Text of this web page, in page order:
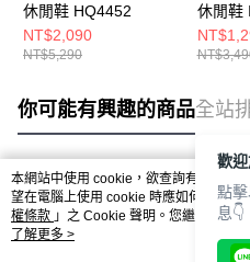
休閒鞋 HQ4452
NT$2,090
NT$5,290
休閒鞋
你可能有興趣的商品全站
熱門標籤
本網站中使用 cookie，欲查詢有關本網
望在電腦上使用 cookie 時應如何變更電
權條款 」之 Cookie 聲明。您繼續使用
用條款之 Cookie 聲明使用 cookie。
了解更多 >
歡
點
息👇